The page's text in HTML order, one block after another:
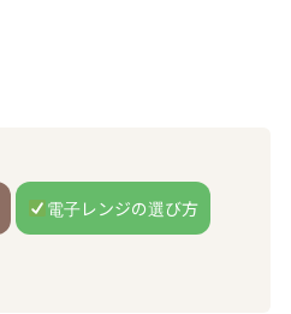
電子レンジの選び方